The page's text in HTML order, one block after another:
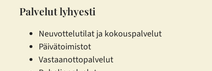
Palvelut lyhyesti
Neuvottelutilat ja kokouspalvelut
Päivätoimistot
Vastaanotto­palvelut